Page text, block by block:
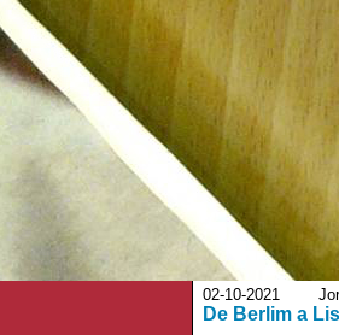
02-10-2021
De Berlim a